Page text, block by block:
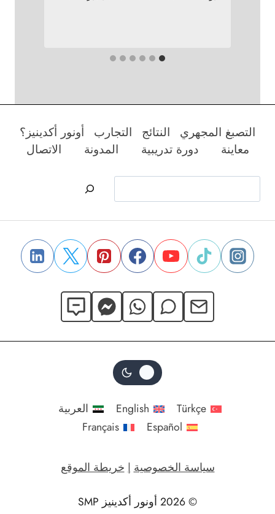
التصبغ المجهري النتائج التجارب
أونور أكدينيز؟
معاينة
دورة تدريبية المدونة الاتصال
Türkçe
English
العربية
Español
Français
سياسة الخصوصية | خريطة الموقع
© 2026 أونور أكدينيز SMP